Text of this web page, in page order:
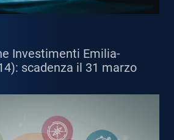
Investimenti Emilia-
scadenza il 31 marzo